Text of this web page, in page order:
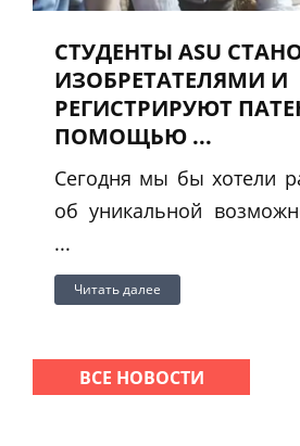
СТУДЕНТЫ ASU
ИЗОБРЕТАТЕЛЯМИ И
РЕГИСТРИРУЮТ
ПОМОЩЬЮ ...
Сегодня мы бы хотели
об уникальной
...
Читать далее
ВСЕ НОВОСТИ